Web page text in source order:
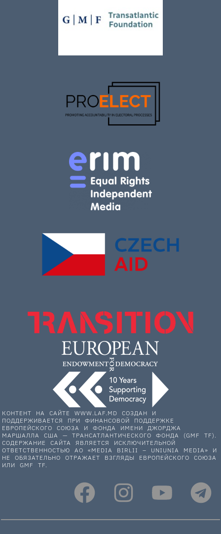
КОНТЕНТ НА САЙТЕ WWW.LAF.MD СОЗДАН И
ПОДДЕРЖИВАЕТСЯ ПРИ ФИНАНСОВОЙ ПОДДЕРЖКЕ
ЕВРОПЕЙСКОГО СОЮЗА И ФОНДА ИМЕНИ ДЖОРДЖА
МАРШАЛЛА США — ТРАНСАТЛАНТИЧЕСКОГО ФОНДА (GMF TF).
СОДЕРЖАНИЕ САЙТА ЯВЛЯЕТСЯ ИСКЛЮЧИТЕЛЬНОЙ
ОТВЕТСТВЕННОСТЬЮ АО «MEDIA BIRLII – UNIUNIA MEDIA» И
НЕ ОБЯЗАТЕЛЬНО ОТРАЖАЕТ ВЗГЛЯДЫ ЕВРОПЕЙСКОГО СОЮЗА
ИЛИ GMF TF.